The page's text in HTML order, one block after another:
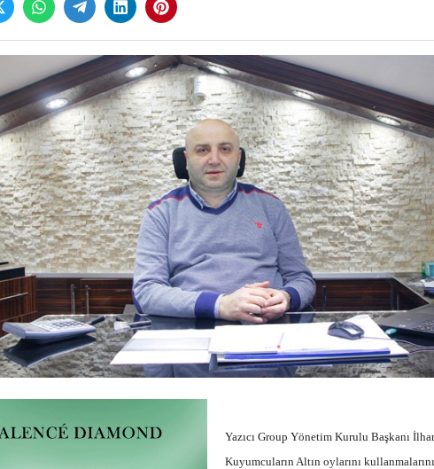
Yazıcı Group Yönetim Kurulu Başkanı
Kuyumcuların Altın oylarını